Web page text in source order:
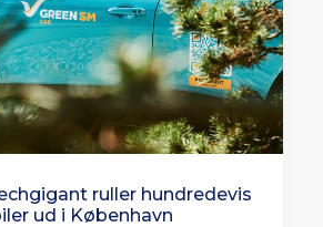
ruller hundredevis
ud i København